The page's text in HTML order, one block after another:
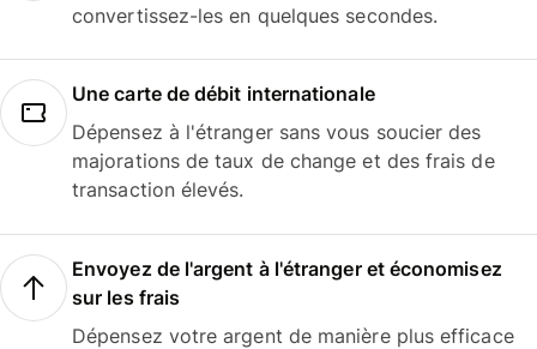
convertissez-les en quelques secondes.
Une carte de débit internationale
Dépensez à l'étranger sans vous soucier des
majorations de taux de change et des frais de
transaction élevés.
Envoyez de l'argent à l'étranger et économisez
sur les frais
Dépensez votre argent de manière plus efficace